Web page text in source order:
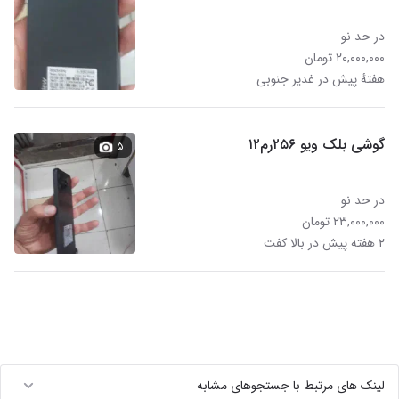
در حد نو
۲۰,۰۰۰,۰۰۰ تومان
هفتهٔ پیش در غدیر جنوبی
گوشی بلک ویو ۲۵۶رم۱۲
در حد نو
۲۳,۰۰۰,۰۰۰ تومان
۲ هفته پیش در بالا کفت
۵
لینک های مرتبط با جستجوهای مشابه